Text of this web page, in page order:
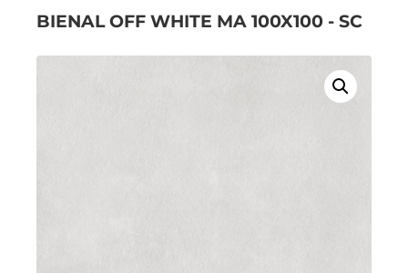
BIENAL OFF WHITE MA 100X100 - SC